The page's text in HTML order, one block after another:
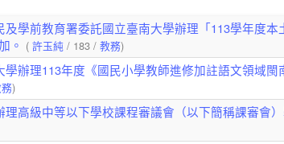
學前教育署委託國立臺南大學辦理「113學年度本
。 (許玉純/ 183 / 教務)
辦理113年度《國民小學教師進修加註語文領域閩
)
高級中等以下學校課程審議會（以下簡稱課審會